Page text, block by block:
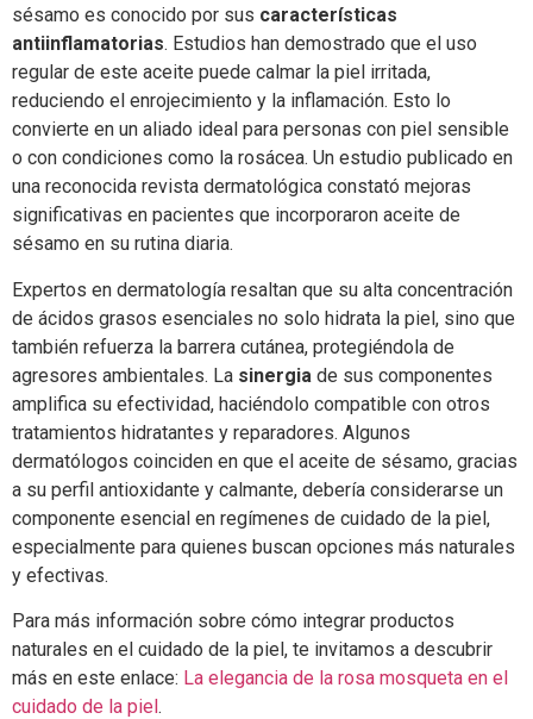
sésamo es conocido por sus características
antiinflamatorias. Estudios han demostrado que el uso
regular de este aceite puede calmar la piel irritada,
reduciendo el enrojecimiento y la inflamación. Esto lo
convierte en un aliado ideal para personas con piel sensible
o con condiciones como la rosácea. Un estudio publicado en
una reconocida revista dermatológica constató mejoras
significativas en pacientes que incorporaron aceite de
sésamo en su rutina diaria.
Expertos en dermatología resaltan que su alta concentración
de ácidos grasos esenciales no solo hidrata la piel, sino que
también refuerza la barrera cutánea, protegiéndola de
agresores ambientales. La sinergia de sus componentes
amplifica su efectividad, haciéndolo compatible con otros
tratamientos hidratantes y reparadores. Algunos
dermatólogos coinciden en que el aceite de sésamo, gracias
a su perfil antioxidante y calmante, debería considerarse un
componente esencial en regímenes de cuidado de la piel,
especialmente para quienes buscan opciones más naturales
y efectivas.
Para más información sobre cómo integrar productos
naturales en el cuidado de la piel, te invitamos a descubrir
más en este enlace: La elegancia de la rosa mosqueta en el
cuidado de la piel.